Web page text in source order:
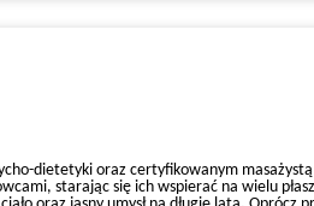
dietetyki oraz certyfikowanym
starając się ich wspierać na wielu